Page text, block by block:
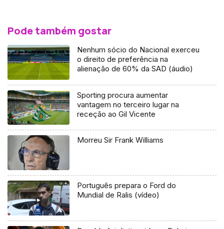
Pode também gostar
Nenhum sócio do Nacional exerceu
o direito de preferência na
alienação de 60% da SAD (áudio)
Sporting procura aumentar
vantagem no terceiro lugar na
receção ao Gil Vicente
Morreu Sir Frank Williams
Português prepara o Ford do
Mundial de Ralis (vídeo)